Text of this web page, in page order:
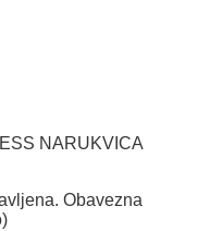
NARUKVICA
Obavezna